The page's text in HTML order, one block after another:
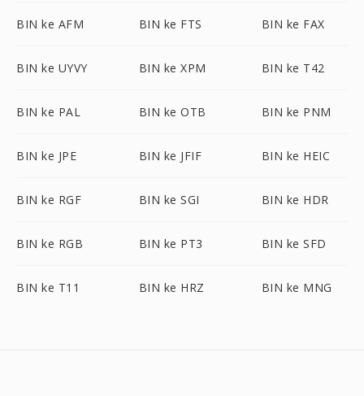
BIN ke AFM BIN ke FTS BIN ke FAX
BIN ke UYVY BIN ke XPM BIN ke T42
BIN ke PAL BIN ke OTB BIN ke PNM
BIN ke JPE BIN ke JFIF BIN ke HEIC
BIN ke RGF BIN ke SGI BIN ke HDR
BIN ke RGB BIN ke PT3 BIN ke SFD
BIN ke T11 BIN ke HRZ BIN ke MNG